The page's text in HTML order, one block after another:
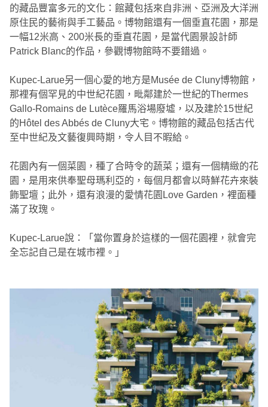
的藏品豐富多元的文化：館藏包括來自非洲、亞洲及大洋洲
原住民的藝術與手工藝品。博物館還有一個垂直花園，那是
一幅12米高、200米長的垂直花園，是當代園景設計師
Patrick Blanc的作品，參觀博物館時不要錯過。
Kupec-Larue另一個心愛的地方是Musée de Cluny博物館，
那裡有個罕見的中世紀花園，毗鄰建於一世紀的Thermes
Gallo-Romains de Lutèce羅馬浴場廢墟，以及建於15世紀
的Hôtel des Abbés de Cluny大宅。博物館的藏品包括古代
至中世紀及文藝復興時期，令人目不暇給。
花園內有一個菜園，種了合時令的蔬菜；還有一個精緻的花
園，是用來供奉聖母瑪利亞的，每個月都會以時鮮花卉來裝
飾聖壇；此外，還有浪漫的愛情花園Love Garden，裡面種
滿了玫瑰。
Kupec-Larue說：「當你置身於這樣的一個花園裡，就會完
全忘記自己是在城市裡。」